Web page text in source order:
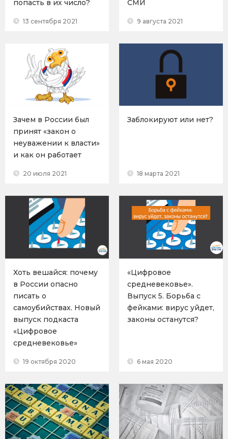
попасть в их число?
13 сентября 2021
СМИ
9 августа 2021
Зачем в России был
принят «закон о
неуважении к власти»
и как он работает
20 июля 2021
Заблокируют или нет?
18 марта 2021
Хоть вешайся: почему
в России опасно
писать о
самоубийствах. Новый
выпуск подкаста
«Цифровое
средневековье»
19 октября 2020
«Цифровое
средневековье».
Выпуск 5. Борьба с
фейками: вирус уйдет,
законы останутся?
6 мая 2020